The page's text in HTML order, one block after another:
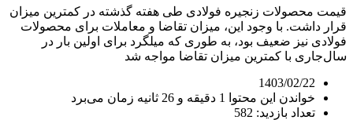
قیمت محصولات زنجیره فولادی طی هفته گذشته در کمترین میزان
قرار داشت. با وجود این، میزان تقاضا و معاملات برای محصولات
فولادی نیز ضعیف بود، به طوری که میلگرد برای اولین بار در
سال‌جاری با کمترین میزان تقاضا مواجه شد
1403/02/22
خواندن این محتوا 1 دقیقه و 26 ثانیه زمان می‌برد
تعداد بازدید: 582